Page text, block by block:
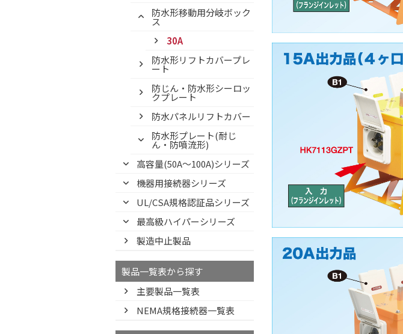
防水形移動用分岐ボック
ス
30A
防水形リフトカバープレ
ート
防じん・防水形シーロッ
クプレート
防水パネルリフトカバー
防水形プレート(耐じ
ん・防噴流形)
高容量(50A～100A)シリーズ
機器用接続器シリーズ
UL/CSA規格認証品シリーズ
最高級ハイパーシリーズ
製造中止製品
製品一覧表から探す
主要製品一覧表
NEMA規格接続器一覧表